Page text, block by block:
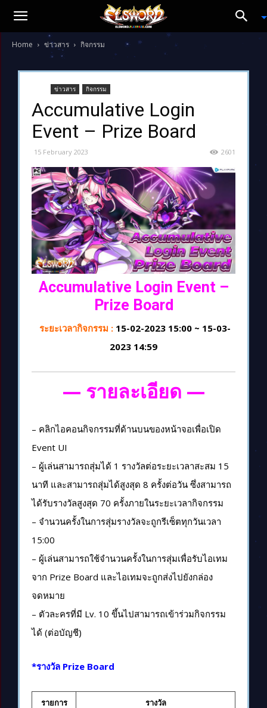
Home ข่าวสาร กิจกรรม
ข่าวสาร กิจกรรม
Accumulative Login
Event – Prize Board
15 February 2023 2601
Accumulative Login Event –
Prize Board
ระยะเวลากิจกรรม :15-02-2023 15:00 ~ 15-03-
2023 14:59
— รายละเอียด —
– คลิกไอคอนกิจกรรมที่ด้านบนของหน้าจอเพื่อเปิด
Event UI
– ผู้เล่นสามารถสุ่มได้ 1 รางวัลต่อระยะเวลาสะสม 15
นาที และสามารถสุ่มได้สูงสุด 8 ครั้งต่อวัน ซึ่งสามารถ
ได้รับรางวัลสูงสุด 70 ครั้งภายในระยะเวลากิจกรรม
– จำนวนครั้งในการสุ่มรางวัลจะถูกรีเซ็ตทุกวันเวลา
15:00
– ผู้เล่นสามารถใช้จำนวนครั้งในการสุ่มเพื่อรับไอเทม
จาก Prize Board และไอเทมจะถูกส่งไปยังกล่อง
จดหมาย
– ตัวละครที่มี Lv. 10 ขึ้นไปสามารถเข้าร่วมกิจกรรม
ได้ (ต่อบัญชี)
*รางวัล Prize Board
รายการ รางวัล